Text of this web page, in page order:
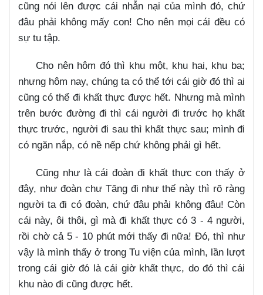
cũng nói lên được cái nhẫn nại của mình đó, chứ
đâu phải không mấy con! Cho nên mọi cái đều có
sự tu tập.
Cho nên hôm đó thì khu một, khu hai, khu ba;
nhưng hôm nay, chúng ta có thể tới cái giờ đó thì ai
cũng có thể đi khất thực được hết. Nhưng mà mình
trên bước đường đi thì cái người đi trước họ khất
thực trước, người đi sau thì khất thực sau; mình đi
có ngăn nắp, có nề nếp chứ không phải gì hết.
Cũng như là cái đoàn đi khất thực con thấy ở
đây, như đoàn chư Tăng đi như thế này thì rõ ràng
người ta đi có đoàn, chứ đâu phải không đâu! Còn
cái này, ôi thôi, gì mà đi khất thực có 3 - 4 người,
rồi chờ cả 5 - 10 phút mới thấy đi nữa! Đó, thì như
vậy là mình thấy ở trong Tu viện của mình, lần lượt
trong cái giờ đó là cái giờ khất thực, do đó thì cái
khu nào đi cũng được hết.